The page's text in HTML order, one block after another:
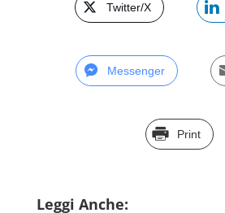
Twitter/X
Messenger
Print
Leggi Anche: